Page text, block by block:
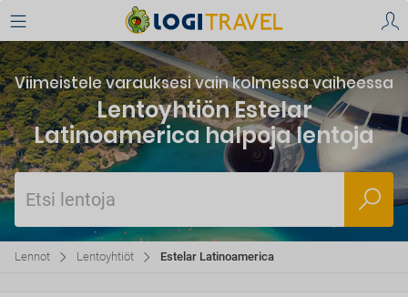
Viimeistele varauksesi vain kolmessa vaiheessa
Lentoyhtiön Estelar
Latinoamerica halpoja lentoja
Etsi lentoja
Lennot Lentoyhtiöt Estelar Latinoamerica